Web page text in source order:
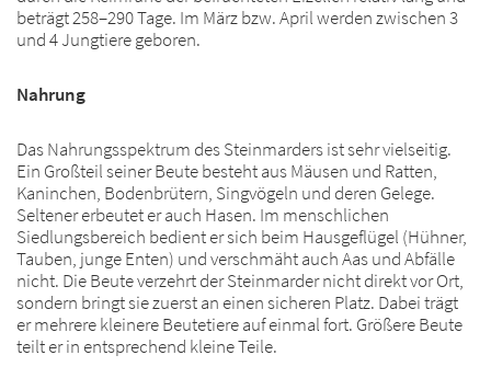
beträgt 258–290 Tage. Im März bzw. April werden zwischen 3
und 4 Jungtiere geboren.
Nahrung
Das Nahrungsspektrum des Steinmarders ist sehr vielseitig.
Ein Großteil seiner Beute besteht aus Mäusen und Ratten,
Kaninchen, Bodenbrütern, Singvögeln und deren Gelege.
Seltener erbeutet er auch Hasen. Im menschlichen
Siedlungsbereich bedient er sich beim Hausgeflügel (Hühner,
Tauben, junge Enten) und verschmäht auch Aas und Abfälle
nicht. Die Beute verzehrt der Steinmarder nicht direkt vor Ort,
sondern bringt sie zuerst an einen sicheren Platz. Dabei trägt
er mehrere kleinere Beutetiere auf einmal fort. Größere Beute
teilt er in entsprechend kleine Teile.